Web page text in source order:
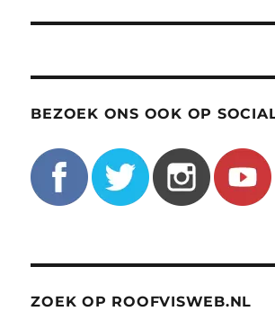
BEZOEK ONS OOK OP
ZOEK OP ROOFVISWEB.NL